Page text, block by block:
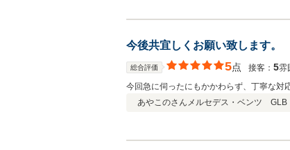
今後共宜しくお願い致します。
総合評価 5点 接客： 5雰
今回急に伺ったにもかかわらず、丁寧な対
あやこのさん メルセデス・ベンツ GLB